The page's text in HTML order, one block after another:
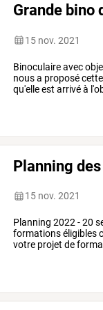
Grande bino
15 nov. 2021
Binoculaireavec
nousa proposécette
qu'elleest arrivéà
Planning
15 nov. 2021
Planning 2022 - 20
formations éligibles
votre projet de